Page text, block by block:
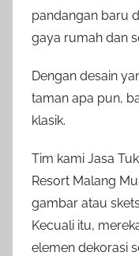
pandangan baru
gaya rumah dan
Dengan desain
taman apa pun,
klasik.
Tim kami Jasa
Resort Malang
gambar atau
Kecuali itu,
elemen dekorasi